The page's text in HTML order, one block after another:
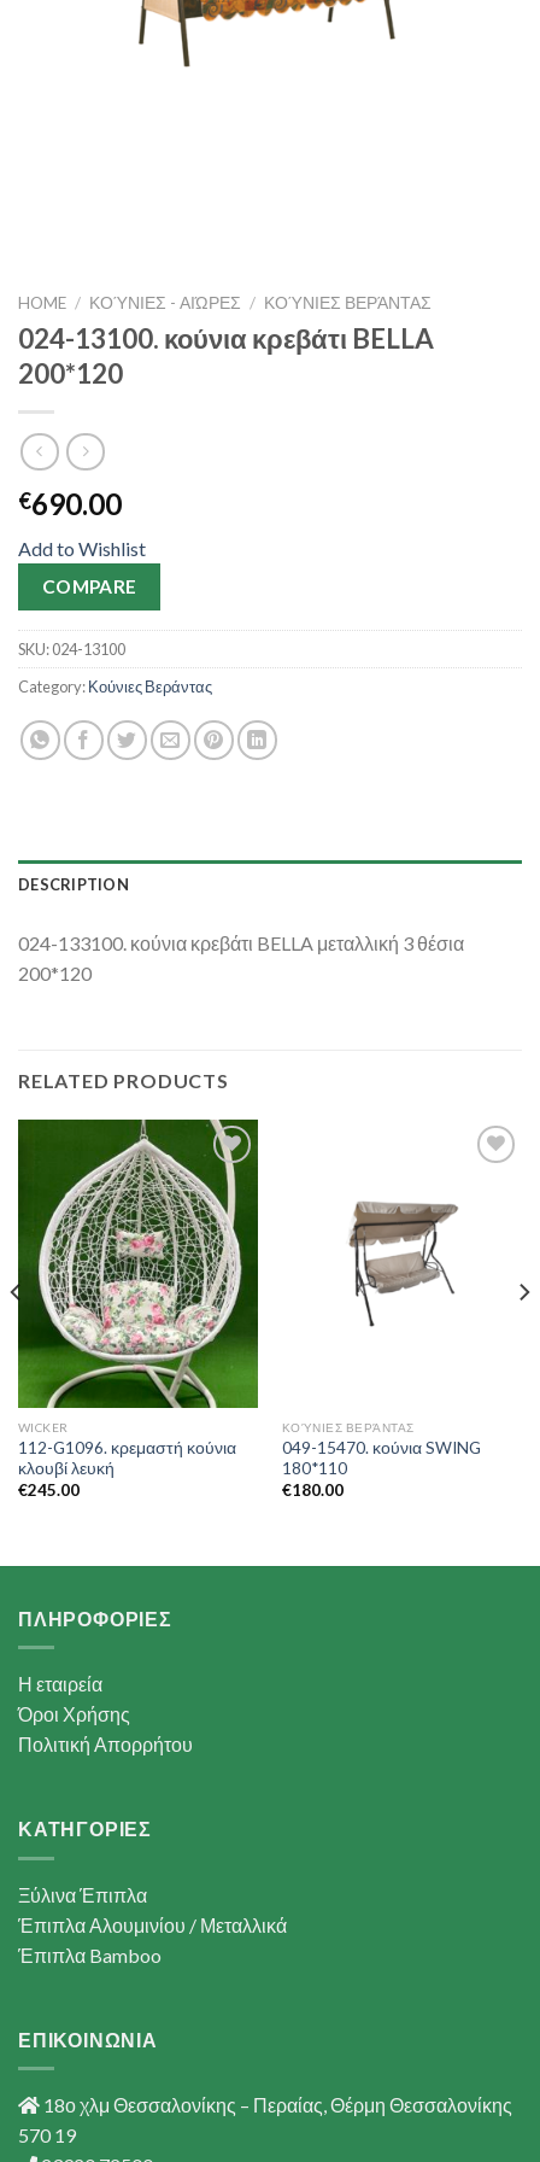
HOME / ΚΟΎΝΙΕΣ - ΑΙΏΡΕΣ / ΚΟΎΝΙΕΣ ΒΕΡΆΝΤΑΣ
024-13100. κούνια κρεβάτι BELLA
200*120
€690.00
Add to Wishlist
COMPARE
SKU:024-13100
Category:Κούνιες Βεράντας
DESCRIPTION
024-133100. κούνια κρεβάτι BELLA μεταλλική 3 θέσια
200*120
RELATED PRODUCTS
Add to
Wishlist
WICKER
112-G1096. κρεμαστή κούνια
κλουβί λευκή
€245.00
ΚΟΎΝΙΕΣ ΒΕΡΆΝΤΑΣ
049-15470. κούνια SWING
180*110
€180.00
ΠΛΗΡΟΦΟΡΙΕΣ
Η εταιρεία
Όροι Χρήσης
Πολιτική Απορρήτου
ΚΑΤΗΓΟΡΙΕΣ
Ξύλινα Έπιπλα
Έπιπλα Αλουμινίου / Μεταλλικά
Έπιπλα Bamboo
ΕΠΙΚΟΙΝΩΝΙΑ
18ο χλμ Θεσσαλονίκης – Περαίας, Θέρμη Θεσσαλονίκης
570 19